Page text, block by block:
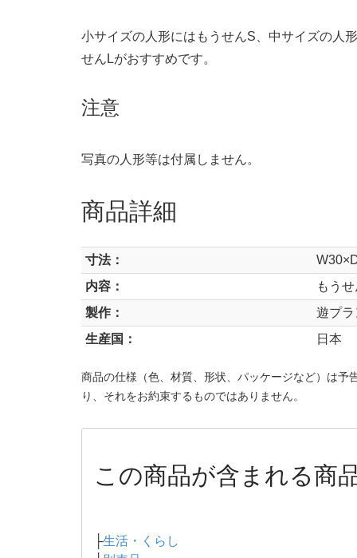
小サイズの人形にはもうせんS、中サイズの人
せんLがおすすめです。
注意
写真の人形等は付属しません。
商品詳細
寸法：
内容：
もう
製作：
遊プ
生産国：
日本
商品の仕様（色、材質、形状、パッケージなど）は
り、それをお約束するものではありません。
この商品が含まれる商
├生活・くらし